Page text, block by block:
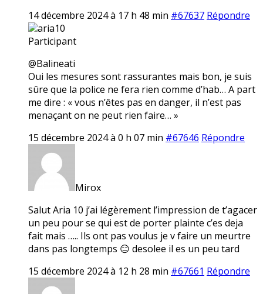
14 décembre 2024 à 17 h 48 min #67637 Répondre
aria10
Participant
@Balineati
Oui les mesures sont rassurantes mais bon, je suis
sûre que la police ne fera rien comme d’hab… A part
me dire : « vous n’êtes pas en danger, il n’est pas
menaçant on ne peut rien faire… »
15 décembre 2024 à 0 h 07 min #67646 Répondre
Mirox
Salut Aria 10 j’ai légèrement l’impression de t’agacer
un peu pour se qui est de porter plainte c’es deja
fait mais ….. Ils ont pas voulus je v faire un meurtre
dans pas longtemps 😑 desolee il es un peu tard
15 décembre 2024 à 12 h 28 min #67661 Répondre